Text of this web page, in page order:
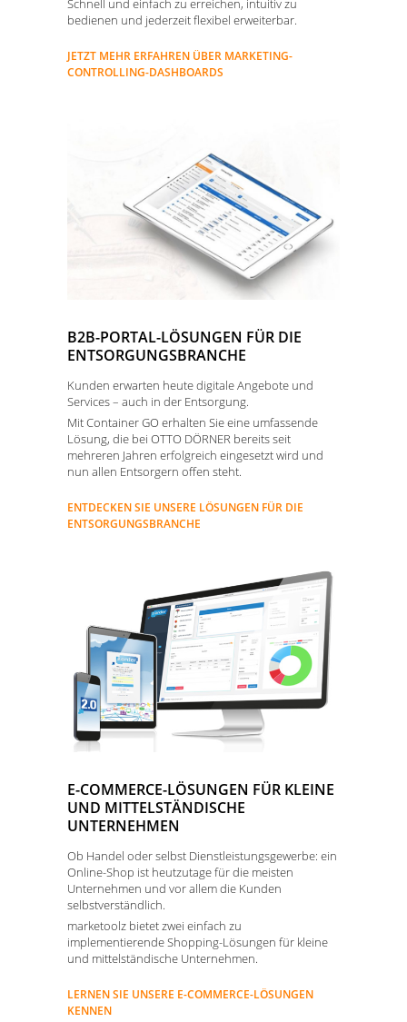
Schnell und einfach zu erreichen, intuitiv zu
bedienen und jederzeit flexibel erweiterbar.
JETZT MEHR ERFAHREN ÜBER MARKETING-
CONTROLLING-DASHBOARDS
B2B-PORTAL-LÖSUNGEN FÜR DIE
ENTSORGUNGSBRANCHE
Kunden erwarten heute digitale Angebote und
Services – auch in der Entsorgung.
Mit Container GO erhalten Sie eine umfassende
Lösung, die bei OTTO DÖRNER bereits seit
mehreren Jahren erfolgreich eingesetzt wird und
nun allen Entsorgern offen steht.
ENTDECKEN SIE UNSERE LÖSUNGEN FÜR DIE
ENTSORGUNGSBRANCHE
E-COMMERCE-LÖSUNGEN FÜR KLEINE
UND MITTELSTÄNDISCHE
UNTERNEHMEN
Ob Handel oder selbst Dienstleistungsgewerbe: ein
Online-Shop ist heutzutage für die meisten
Unternehmen und vor allem die Kunden
selbstverständlich.
marketoolz bietet zwei einfach zu
implementierende Shopping-Lösungen für kleine
und mittelständische Unternehmen.
LERNEN SIE UNSERE E-COMMERCE-LÖSUNGEN
KENNEN